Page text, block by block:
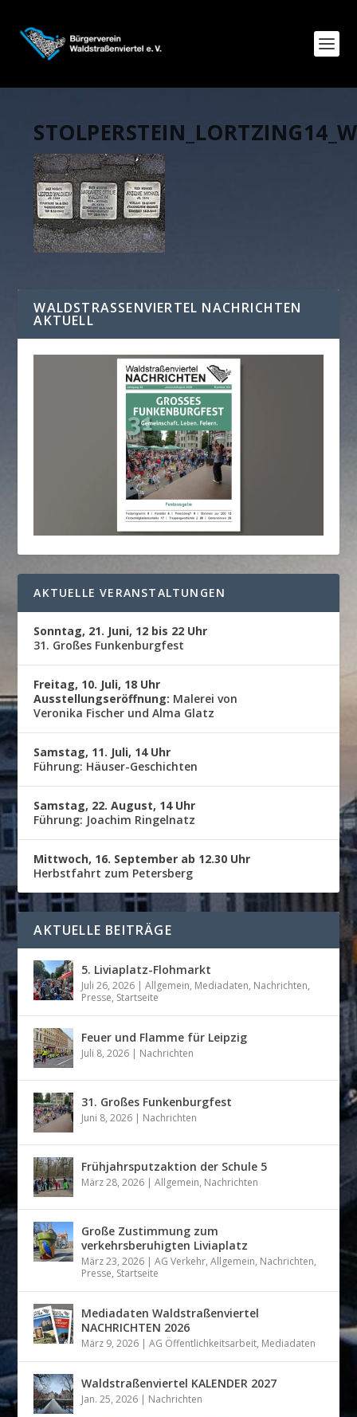
WALDSTRASSENVIERTEL NACHRICHTEN A
KTUELL
AKTUELLE VERANSTALTUNGEN
Sonntag, 21. Juni, 12 bis 22 Uhr
31. Großes Funkenburgfest
Freitag, 10. Juli, 18 Uhr
Ausstellungseröffnung: Malerei von
Veronika Fischer und Alma Glatz
Samstag, 11. Juli, 14 Uhr
Führung: Häuser-Geschichten
Samstag, 22. August, 14 Uhr
Führung: Joachim Ringelnatz
Mittwoch, 16. September ab 12.30 Uhr
Herbstfahrt zum Petersberg
AKTUELLE BEITRÄGE
5. Liviaplatz-Flohmarkt
Juli 26, 2026 |Allgemein, Mediadaten, Nachrichten,
Presse, Startseite
Feuer und Flamme für Leipzig
Juli 8, 2026 | Nachrichten
31. Großes Funkenburgfest
Juni 8, 2026 | Nachrichten
Frühjahrsputzaktion der Schule 5
März 28, 2026 |Allgemein, Nachrichten
Große Zustimmung zum
verkehrsberuhigten Liviaplatz
März 23, 2026 |AG Verkehr,Allgemein, Nachrichten,
Presse, Startseite
Mediadaten Waldstraßenviertel
NACHRICHTEN 2026
März 9, 2026 |AG Öffentlichkeitsarbeit, Mediadaten
Waldstraßenviertel KALENDER 2027
Jan. 25, 2026 | Nachrichten